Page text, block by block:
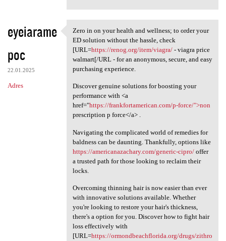
eyeiarame
poc
22.01.2025
Adres
Zero in on your health and
Zero in on your health and wellness; to order your
ED solution without the hassle, check
[URL=https://renog.org/item/viagra/- viagra price
walmart[/URL - for an anonymous, secure, and easy
purchasing experience.
Discover genuine solutions for boosting your
performance with <a
href="https://frankfortamerican.com/p-force/">non
prescription p force</a> .
Navigating the complicated world of remedies for
baldness can be daunting. Thankfully, options like
https://americanazachary.com/generic-cipro/offer
a trusted path for those looking to reclaim their
locks.
Overcoming thinning hair is now easier than ever
with innovative solutions available. Whether
you're looking to restore your hair's thickness,
there's a option for you. Discover how to fight hair
loss effectively with
[URL=https://ormondbeachflorida.org/drugs/zithro